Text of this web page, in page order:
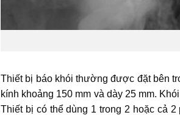
Thiết bị báo khói thường được đặt bên
kính khoảng 150 mm và dày 25 mm.
Thiết bị có thể dùng 1 trong 2 hoặc cả